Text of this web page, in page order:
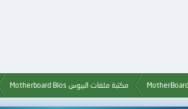
مكتبة ملفات البيوس Motherboard Bios